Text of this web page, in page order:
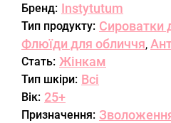
Бренд: Instytutum
Тип продукту: Сироватки
Флюїди для обличчя,
Стать: Жінкам
Тип шкіри: Всі
Вік: 25+
Призначення: